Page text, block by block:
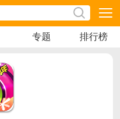
专题 排行榜